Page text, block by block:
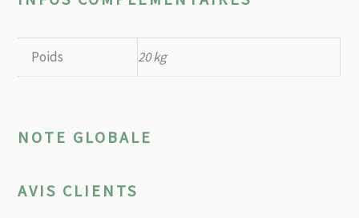
Poids 20 kg
NOTE GLOBALE
AVIS CLIENTS